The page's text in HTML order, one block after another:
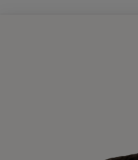
Promociones,
todas